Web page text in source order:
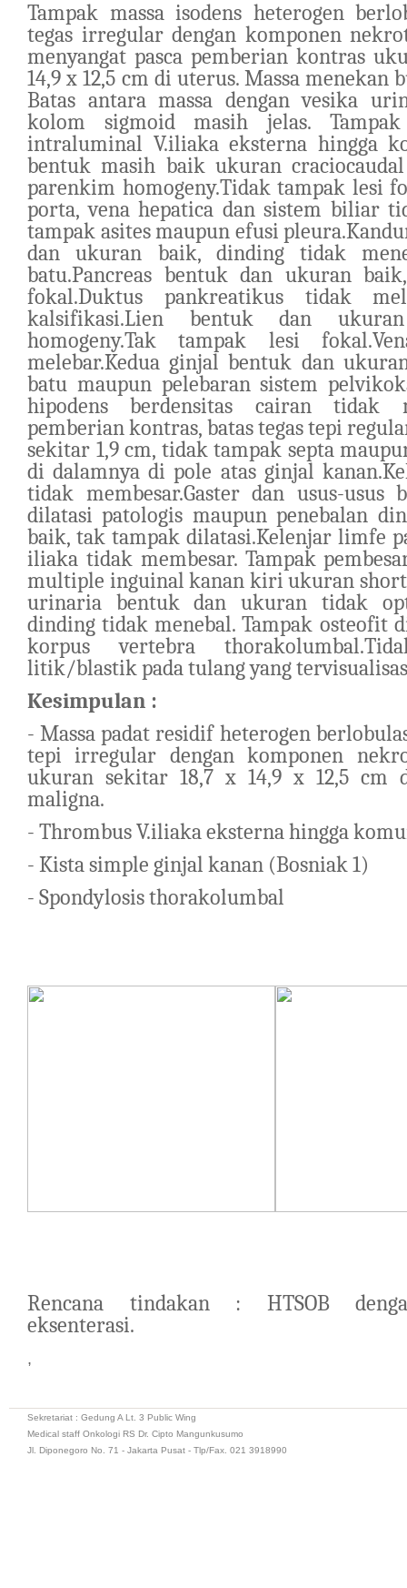
Tampak massa isodens heterogen
tegas irregular dengan komponen
menyangat pasca pemberian kontras
14,9 x 12,5 cm di uterus. Massa
Batas antara massa dengan vesika
kolom sigmoid masih jelas.
intraluminal V.iliaka eksterna hingga
bentuk masih baik ukuran craciocaudal
parenkim homogeny.Tidak tampak lesi
porta, vena hepatica dan sistem biliar
tampak asites maupun efusi
dan ukuran baik, dinding tidak
batu.Pancreas bentuk dan ukuran
fokal.Duktus pankreatikus tidak
kalsifikasi.Lien bentuk dan
homogeny.Tak tampak lesi
melebar.Kedua ginjal bentuk dan
batu maupun pelebaran sistem
hipodens berdensitas cairan tidak
pemberian kontras, batas tegas tepi
sekitar 1,9 cm, tidak tampak septa
di dalamnya di pole atas ginjal
tidak membesar.Gaster dan usus-usus
dilatasi patologis maupun penebalan
baik, tak tampak dilatasi.Kelenjar limfe
iliaka tidak membesar. Tampak
multiple inguinal kanan kiri ukuran short
urinaria bentuk dan ukuran tidak
dinding tidak menebal. Tampak osteofit
korpus vertebra
litik/blastik pada tulang yang
Kesimpulan :
- Massa padat residif heterogen
tepi irregular dengan komponen
ukuran sekitar 18,7 x 14,9 x 12,5 cm
maligna.
- Thrombus V.iliaka eksterna hingga
- Kista simple ginjal kanan (Bosniak 1)
- Spondylosis thorakolumbal
Rencana tindakan : HTSOB
eksenterasi.
,
Sekretariat : Gedung A Lt. 3 Public Wing
Medical staff Onkologi RS Dr. Cipto Mangunkusumo
Jl. Diponegoro No. 71 - Jakarta Pusat - Tlp/Fax. 021 3918990